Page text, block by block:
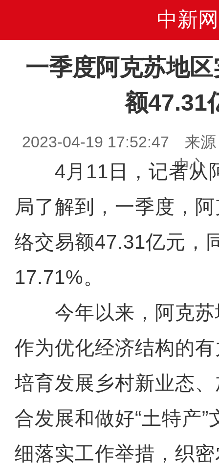
中新网
一季度阿克苏地
额47.31
2023-04-19 17:52:47 来源
中心
4月11日，记者从
局了解到，一季度，
络交易额47.31亿元，
17.71%。
今年以来，阿克苏
作为优化经济结构的
培育发展乡村新业态
合发展和做好“土特产
细落实工作举措，织